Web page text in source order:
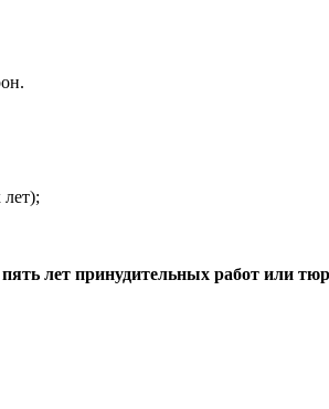
лет принудительных работ или